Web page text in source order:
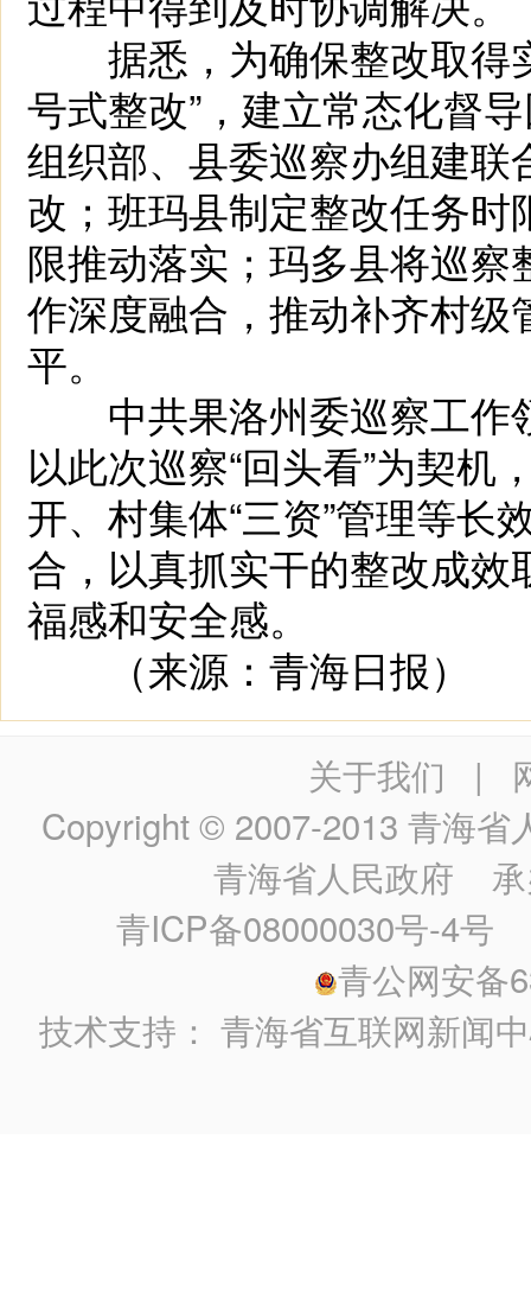
据悉，为确保整改取得
号式整改”，建立常态化督
组织部、县委巡察办组建
改；班玛县制定整改任务
限推动落实；玛多县将巡
作深度融合，推动补齐村
平。
中共果洛州委巡察工作
以此次巡察“回头看”为契
开、村集体“三资”管理等长
合，以真抓实干的整改成
福感和安全感。
（来源：青海日报）
关于我们 |
Copyright © 2007-2013 青海省
青海省人民政府 承
青ICP备08000030号-4号
青公网安备
技术支持：青海省互联网新闻